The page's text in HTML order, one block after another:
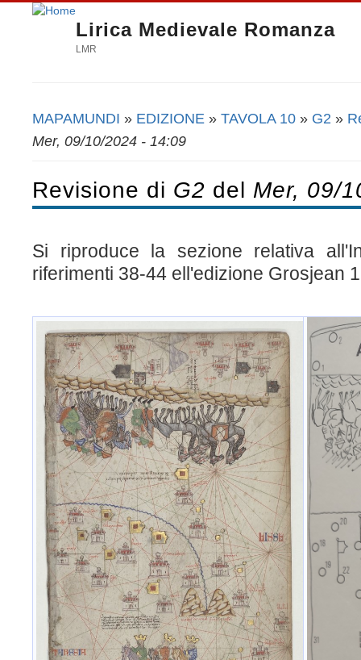
Lirica Medievale Romanza
LMR
Tu sei qui
MAPAMUNDI » EDIZIONE » TAVOLA 10 » G2 »
Mer, 09/10/2024 - 14:09
Revisione di G2 del Mer, 09/
Si riproduce la sezione relativa
riferimenti 38-44 ell'edizione Grosjean